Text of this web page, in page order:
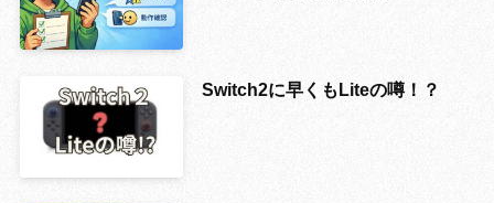
Switch2に早くもLiteの噂！？